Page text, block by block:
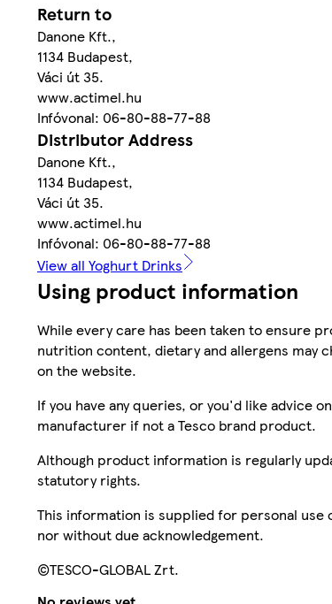
Return to
Danone Kft.,
1134 Budapest,
Váci út 35.
www.actimel.hu
Infóvonal: 06-80-88-77-88
Distributor Address
Danone Kft.,
1134 Budapest,
Váci út 35.
www.actimel.hu
Infóvonal: 06-80-88-77-88
View all Yoghurt Drinks
Using product information
While every care has been taken to ensure
nutrition content, dietary and allergens may
on the website.
If you have any queries, or you'd like advice
manufacturer if not a Tesco brand product.
Although product information is regularly
statutory rights.
This information is supplied for personal use
nor without due acknowledgement.
©TESCO-GLOBAL Zrt.